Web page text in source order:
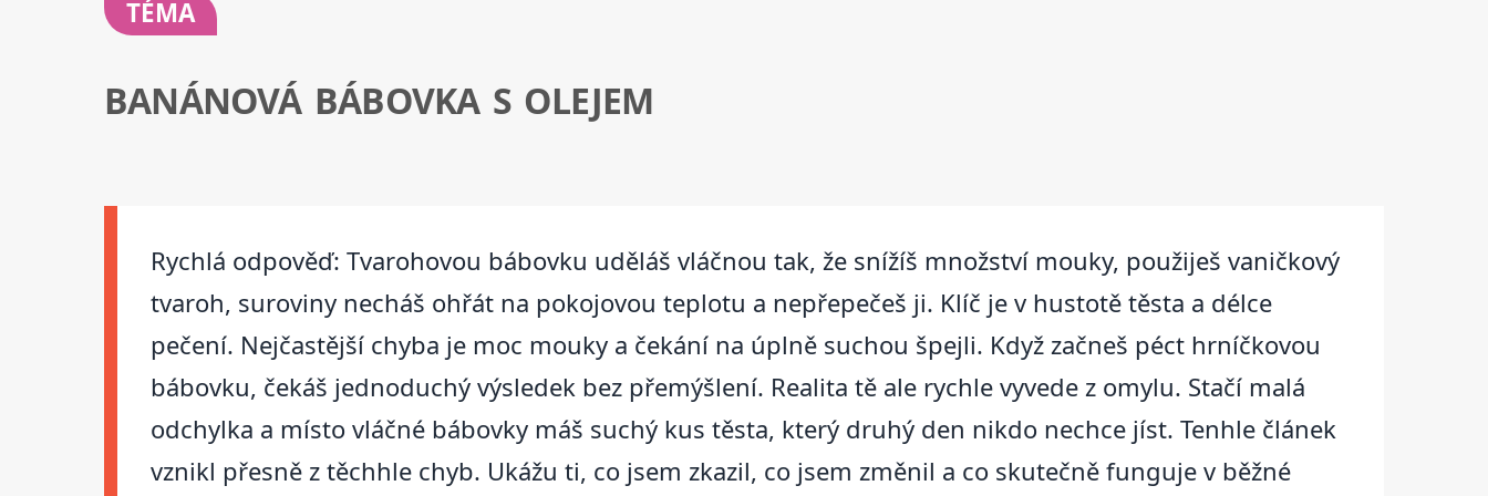
TÉMA
BANÁNOVÁ BÁBOVKA S OLEJEM
Rychlá odpověď: Tvarohovou bábovku uděláš vláčnou tak, že snížíš množství mouky, použiješ vaničkový
tvaroh, suroviny necháš ohřát na pokojovou teplotu a nepřepečeš ji. Klíč je v hustotě těsta a délce
pečení. Nejčastější chyba je moc mouky a čekání na úplně suchou špejli. Když začneš péct hrníčkovou
bábovku, čekáš jednoduchý výsledek bez přemýšlení. Realita tě ale rychle vyvede z omylu. Stačí malá
odchylka a místo vláčné bábovky máš suchý kus těsta, který druhý den nikdo nechce jíst. Tenhle článek
vznikl přesně z těchhle chyb. Ukážu ti, co jsem zkazil, co jsem změnil a co skutečně funguje v běžné